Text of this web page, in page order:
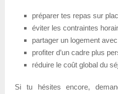
préparer tes repas sur
éviter les contraintes
partager un logement
profiter d’un cadre plus
réduire le coût global du
Si tu hésites encore,